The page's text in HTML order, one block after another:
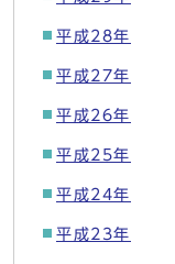
平成28年
平成27年
平成26年
平成25年
平成24年
平成23年